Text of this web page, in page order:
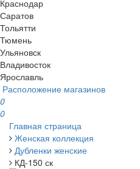
Краснодар
Саратов
Тольятти
Тюмень
Ульяновск
Владивосток
Ярославль
Расположение магазинов
0
0
Главная страница
Женская коллекция
Дубленки женские
КД-150 ск